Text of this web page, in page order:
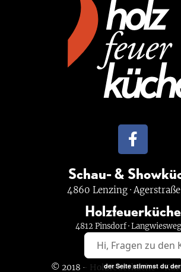
Schau- &
4860 Lenzing ·
Holzfeuerküche
4812 Pinsdorf ·
© 2018 - Holzfeuerküche -
der Seite stimmst du der
Hi, Fragen zu den